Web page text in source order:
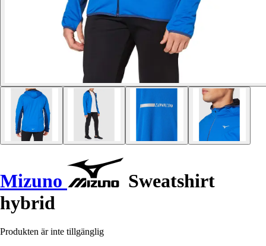
Mizuno
Sweatshirt
hybrid
Produkten är inte tillgänglig